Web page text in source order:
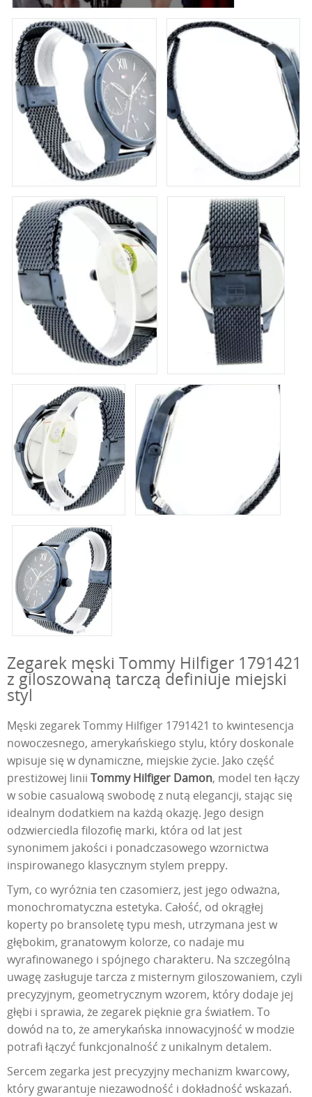
Zegarek męski Tommy Hilfiger 1791421
z giloszowaną tarczą definiuje miejski
styl
Męski zegarek Tommy Hilfiger 1791421 to kwintesencja
nowoczesnego, amerykańskiego stylu, który doskonale
wpisuje się w dynamiczne, miejskie życie. Jako część
prestiżowej linii Tommy Hilfiger Damon, model ten łączy
w sobie casualową swobodę z nutą elegancji, stając się
idealnym dodatkiem na każdą okazję. Jego design
odzwierciedla filozofię marki, która od lat jest
synonimem jakości i ponadczasowego wzornictwa
inspirowanego klasycznym stylem preppy.
Tym, co wyróżnia ten czasomierz, jest jego odważna,
monochromatyczna estetyka. Całość, od okrągłej
koperty po bransoletę typu mesh, utrzymana jest w
głębokim, granatowym kolorze, co nadaje mu
wyrafinowanego i spójnego charakteru. Na szczególną
uwagę zasługuje tarcza z misternym giloszowaniem, czyli
precyzyjnym, geometrycznym wzorem, który dodaje jej
głębi i sprawia, że zegarek pięknie gra światłem. To
dowód na to, że amerykańska innowacyjność w modzie
potrafi łączyć funkcjonalność z unikalnym detalem.
Sercem zegarka jest precyzyjny mechanizm kwarcowy,
który gwarantuje niezawodność i dokładność wskazań.